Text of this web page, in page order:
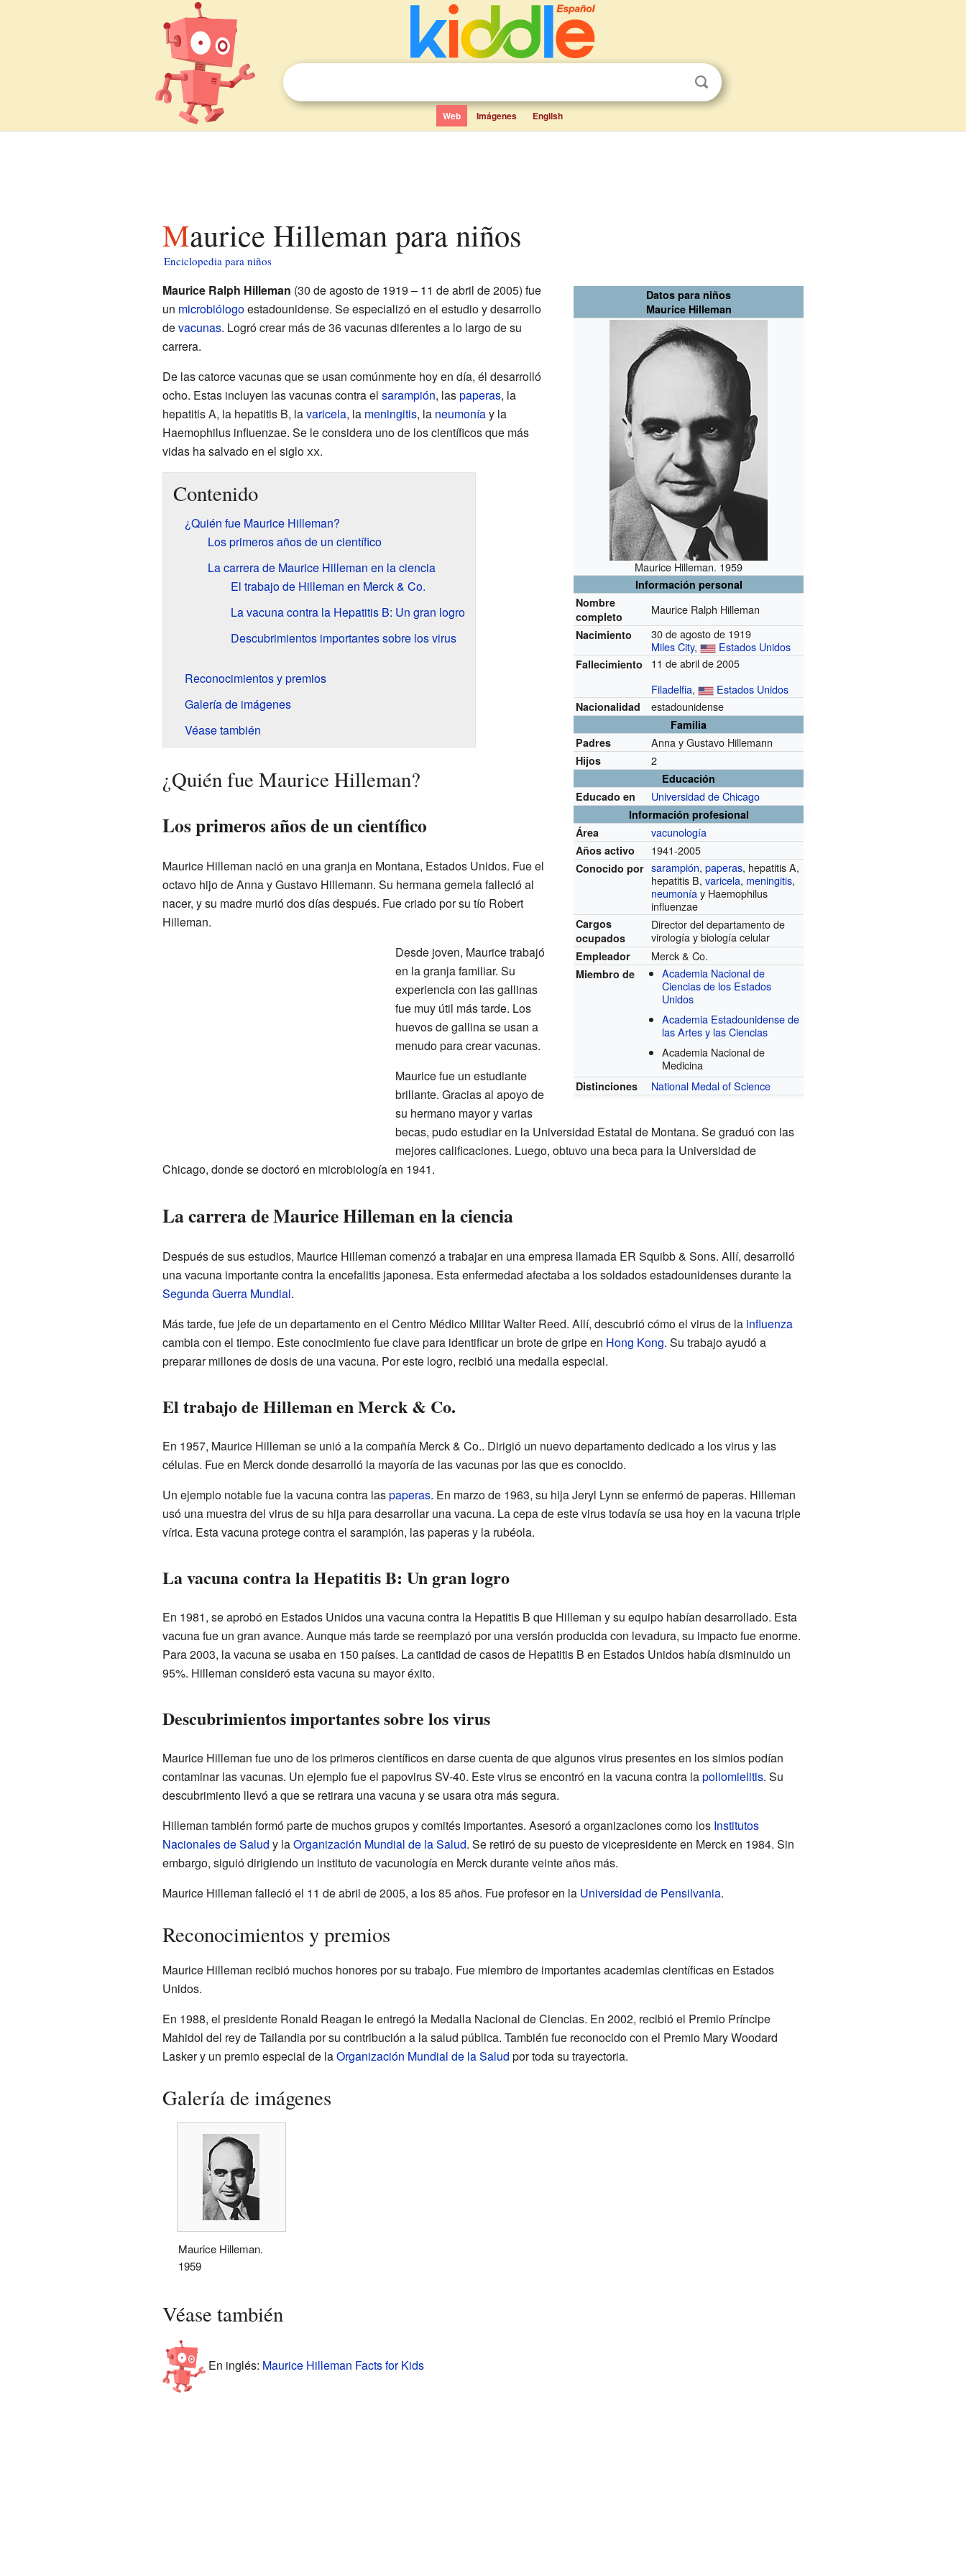
Web Imágenes English
Maurice Hilleman para niños
Enciclopedia para niños
Datos para niños
Maurice Hilleman
Maurice Hilleman. 1959
Información personal
Nombre
completo
Maurice Ralph Hilleman
Nacimiento
30 de agosto de 1919
Miles City, Estados Unidos
Fallecimiento
11 de abril de 2005
Filadelfia, Estados Unidos
Nacionalidad estadounidense
Familia
Padres
Anna y Gustavo Hillemann
Hijos 2
Educación
Educado en
Universidad de Chicago
Información profesional
Área
vacunología
Años activo 1941-2005
Conocido por sarampión,paperas, hepatitis A,
hepatitis B,varicela, meningitis,
neumoníay Haemophilus
influenzae
Cargos
ocupados
Director del departamento de
virología y biología celular
Empleador Merck & Co.
Miembro de
Academia Nacional de
Ciencias de los Estados
Unidos
Academia Estadounidense de
las Artes y las Ciencias
Academia Nacional de
Medicina
Distinciones National Medal of Science
Maurice Ralph Hilleman (30 de agosto de 1919 – 11 de abril de 2005) fue
un microbiólogoestadounidense. Se especializó en el estudio y desarrollo
devacunas. Logró crear más de 36 vacunas diferentes a lo largo de su
carrera.
De las catorce vacunas que se usan comúnmente hoy en día, él desarrolló
ocho. Estas incluyen las vacunas contra el sarampión, laspaperas, la
hepatitis A, la hepatitis B, lavaricela, la meningitis, la neumoníay la
Haemophilus influenzae. Se le considera uno de los científicos que más
vidas ha salvado en el sigloxx.
Contenido
¿Quién fue Maurice Hilleman?
Los primeros años de un científico
La carrera de Maurice Hilleman en la ciencia
El trabajo de Hilleman en Merck & Co.
La vacuna contra la Hepatitis B: Un gran logro
Descubrimientos importantes sobre los virus
Reconocimientos y premios
Galería de imágenes
Véase también
¿Quién fue Maurice Hilleman?
Los primeros años de un científico
Maurice Hilleman nació en una granja en Montana, Estados Unidos. Fue el
octavo hijo de Anna y Gustavo Hillemann. Su hermana gemela falleció al
nacer, y su madre murió dos días después. Fue criado por su tío Robert
Hilleman.
Desde joven, Maurice trabajó
en la granja familiar. Su
experiencia con las gallinas
fue muy útil más tarde. Los
huevos de gallina se usan a
menudo para crear vacunas.
Maurice fue un estudiante
brillante. Gracias al apoyo de
su hermano mayor y varias
becas, pudo estudiar en la Universidad Estatal de Montana. Se graduó con las
mejores calificaciones. Luego, obtuvo una beca para la Universidad de
Chicago, donde se doctoró en microbiología en 1941.
La carrera de Maurice Hilleman en la ciencia
Después de sus estudios, Maurice Hilleman comenzó a trabajar en una empresa llamada ER Squibb & Sons. Allí, desarrolló
una vacuna importante contra la encefalitis japonesa. Esta enfermedad afectaba a los soldados estadounidenses durante la
Segunda Guerra Mundial.
Más tarde, fue jefe de un departamento en el Centro Médico Militar Walter Reed. Allí, descubrió cómo el virus de la influenza
cambia con el tiempo. Este conocimiento fue clave para identificar un brote de gripe en Hong Kong. Su trabajo ayudó a
preparar millones de dosis de una vacuna. Por este logro, recibió una medalla especial.
El trabajo de Hilleman en Merck & Co.
En 1957, Maurice Hilleman se unió a la compañía Merck & Co.. Dirigió un nuevo departamento dedicado a los virus y las
células. Fue en Merck donde desarrolló la mayoría de las vacunas por las que es conocido.
Un ejemplo notable fue la vacuna contra laspaperas. En marzo de 1963, su hija Jeryl Lynn se enfermó de paperas. Hilleman
usó una muestra del virus de su hija para desarrollar una vacuna. La cepa de este virus todavía se usa hoy en la vacuna triple
vírica. Esta vacuna protege contra el sarampión, las paperas y la rubéola.
La vacuna contra la Hepatitis B: Un gran logro
En 1981, se aprobó en Estados Unidos una vacuna contra la Hepatitis B que Hilleman y su equipo habían desarrollado. Esta
vacuna fue un gran avance. Aunque más tarde se reemplazó por una versión producida con levadura, su impacto fue enorme.
Para 2003, la vacuna se usaba en 150 países. La cantidad de casos de Hepatitis B en Estados Unidos había disminuido un
95%. Hilleman consideró esta vacuna su mayor éxito.
Descubrimientos importantes sobre los virus
Maurice Hilleman fue uno de los primeros científicos en darse cuenta de que algunos virus presentes en los simios podían
contaminar las vacunas. Un ejemplo fue el papovirus SV-40. Este virus se encontró en la vacuna contra lapoliomielitis. Su
descubrimiento llevó a que se retirara una vacuna y se usara otra más segura.
Hilleman también formó parte de muchos grupos y comités importantes. Asesoró a organizaciones como los Institutos
Nacionales de Salud y laOrganización Mundial de la Salud. Se retiró de su puesto de vicepresidente en Merck en 1984. Sin
embargo, siguió dirigiendo un instituto de vacunología en Merck durante veinte años más.
Maurice Hilleman falleció el 11 de abril de 2005, a los 85 años. Fue profesor en la Universidad de Pensilvania.
Reconocimientos y premios
Maurice Hilleman recibió muchos honores por su trabajo. Fue miembro de importantes academias científicas en Estados
Unidos.
En 1988, el presidente Ronald Reagan le entregó la Medalla Nacional de Ciencias. En 2002, recibió el Premio Príncipe
Mahidol del rey de Tailandia por su contribución a la salud pública. También fue reconocido con el Premio Mary Woodard
Lasker y un premio especial de laOrganización Mundial de la Salud por toda su trayectoria.
Galería de imágenes
Maurice Hilleman.
1959
Véase también
En inglés: Maurice Hilleman Facts for Kids